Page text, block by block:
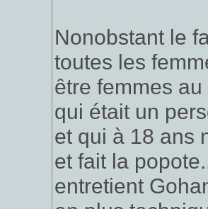
Nonobstant le
toutes les
être femmes
qui était un
et qui à 18 ans
et fait la
entretient